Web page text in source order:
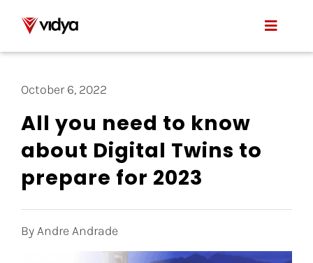
content
Toggle
Product
About Us
October 6, 2022
All you need to know
about Digital Twins to
prepare for 2023
By Andre Andrade